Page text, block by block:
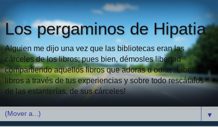
Los pergaminos de Hipatia
Alguien me dijo una vez que las bibliotecas eran las
cárceles de los libros; pues bien, démosles libertad
compartiendo aquellos libros que adoras u odias. Libera
libros a través de tus experiencias y sobre todo rescátalos
de las estanterías, de sus cárceles!
▼